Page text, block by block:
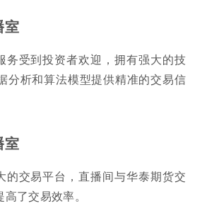
室
务受到投资者欢迎，拥有强大的技
分析和算法模型提供精准的交易信
室
的交易平台，直播间与华泰期货交
了交易效率。